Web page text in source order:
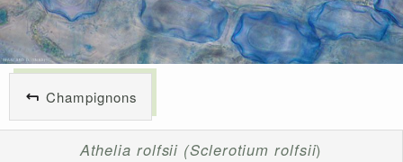
Champignons
Athelia rolfsii (Sclerotium rolfsii)